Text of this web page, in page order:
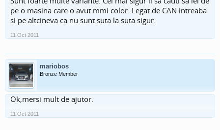
pe o masina care o avut mmi color. Legat de CAN intreaba
si pe altcineva ca nu sunt suta la suta sigur.
11 Oct 2011
mariobos
Bronze Member
Ok,mersi mult de ajutor.
11 Oct 2011